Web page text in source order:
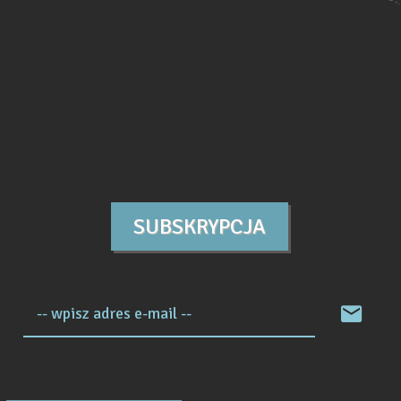
SUBSKRYPCJA
-- wpisz adres e-mail --